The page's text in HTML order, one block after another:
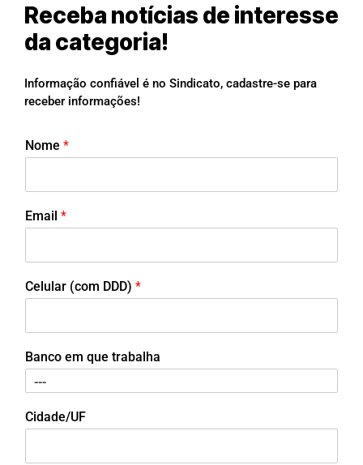
Receba notícias de interesse
da categoria!
Informação confiável é no Sindicato, cadastre-se para
receber informações!
Nome *
Email *
Celular (com DDD) *
Banco em que trabalha
Cidade/UF